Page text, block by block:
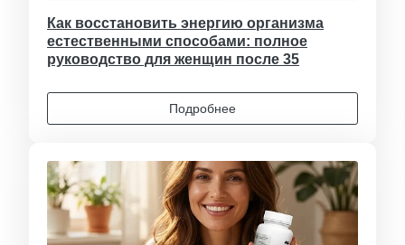
Как восстановить энергию организма
естественными способами: полное
руководство для женщин после 35
Подробнее